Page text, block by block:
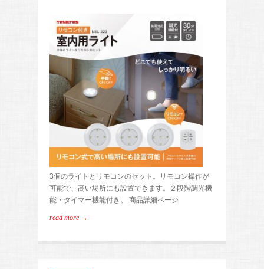
3個のライトとリモコンのセット。リモコン操作が
可能で、高い場所にも設置できます。２段階調光機
能・タイマー機能付き。 商品詳細ページ
read more →